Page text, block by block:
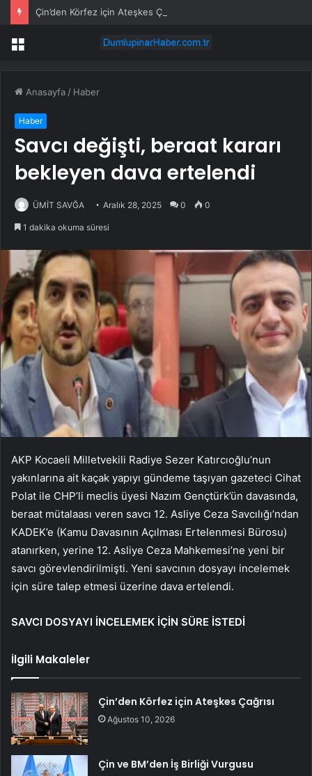
Çin’den Körfez için Ateşkes Çağrısı
Menü
Anasayfa / Haber
Haber
Savcı değişti, beraat kararı
bekleyen dava ertelendi
ÜMİT SAVĞA Aralık 28, 2025 0 0
1 dakika okuma süresi
AKP Kocaeli Milletvekili Radiye Sezer Katırcıoğlu’nun
yakınlarına ait kaçak yapıyı gündeme taşıyan gazeteci Cihat
Polat ile CHP’li meclis üyesi Nazım Gençtürk’ün davasında,
beraat mütalaası veren savcı 12. Asliye Ceza Savcılığı’ndan
KADEK’e (Kamu Davasının Açılması Ertelenmesi Bürosu)
atanırken, yerine 12. Asliye Ceza Mahkemesi’ne yeni bir
savcı görevlendirilmişti. Yeni savcının dosyayı incelemek
için süre talep etmesi üzerine dava ertelendi.
SAVCI DOSYAYI İNCELEMEK İÇİN SÜRE İSTEDİ
İlgili Makaleler
Çin’den Körfez için Ateşkes Çağrısı
Ağustos 10, 2026
Çin ve BM’den İş Birliği Vurgusu